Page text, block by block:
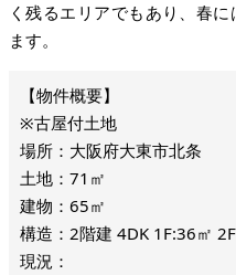
く残るエリアでもあり、春
ます。
※古屋付土地
場所：大阪府大東市北条
土地：71㎡
建物：65㎡
構造：2階建 4DK 1F:36㎡
現況：